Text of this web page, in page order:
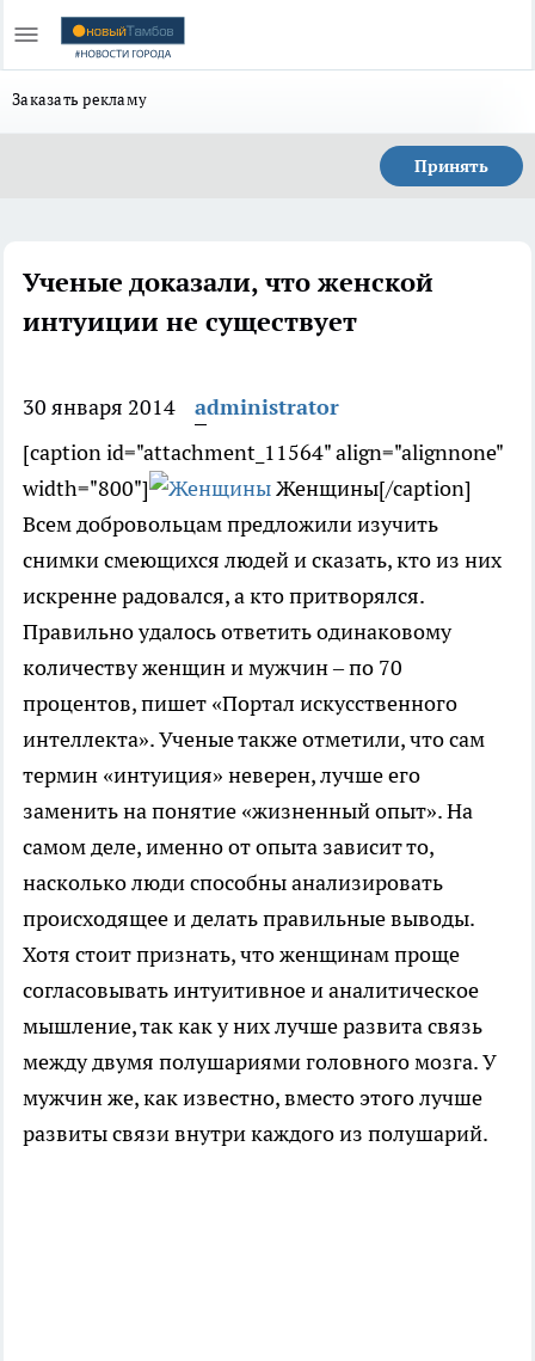
Заказать рекламу
Принять
Ученые доказали, что женской
интуиции не существует
30 января 2014
administrator
[caption id="attachment_11564" align="alignnone"
width="800"]
Женщины[/caption]
Всем добровольцам предложили изучить
снимки смеющихся людей и сказать, кто из них
искренне радовался, а кто притворялся.
Правильно удалось ответить одинаковому
количеству женщин и мужчин – по 70
процентов, пишет «Портал искусственного
интеллекта». Ученые также отметили, что сам
термин «интуиция» неверен, лучше его
заменить на понятие «жизненный опыт». На
самом деле, именно от опыта зависит то,
насколько люди способны анализировать
происходящее и делать правильные выводы.
Хотя стоит признать, что женщинам проще
согласовывать интуитивное и аналитическое
мышление, так как у них лучше развита связь
между двумя полушариями головного мозга. У
мужчин же, как известно, вместо этого лучше
развиты связи внутри каждого из полушарий.